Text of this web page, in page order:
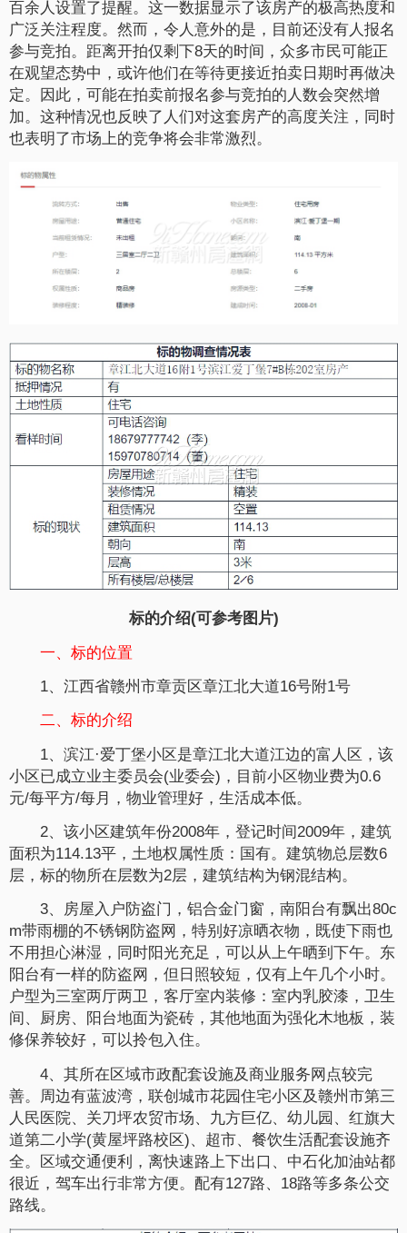
百余人设置了提醒。这一数据显示了该房产的极高热度和
广泛关注程度。然而，令人意外的是，目前还没有人报名
参与竞拍。 距离开拍仅剩下8天的时间，众多市民可能正
在观望态势中，或许他们在等待更接近拍卖日期时再做决
定。因此，可能在拍卖前报名参与竞拍的人数会突然增
加。这种情况也反映了人们对这套房产的高度关注，同时
也表明了市场上的竞争将会非常激烈。
标的介绍(可参考图片)
一、标的位置
1、江西省赣州市章贡区章江北大道16号附1号
二、标的介绍
1、滨江·爱丁堡小区是章江北大道江边的富人区，该
小区已成立业主委员会(业委会)，目前小区物业费为0.6
元/每平方/每月，物业管理好，生活成本低。
2、该小区建筑年份2008年，登记时间2009年，建筑
面积为114.13平，土地权属性质：国有。建筑物总层数6
层，标的物所在层数为2层，建筑结构为钢混结构。
3、房屋入户防盗门，铝合金门窗，南阳台有飘出80c
m带雨棚的不锈钢防盗网，特别好凉晒衣物，既使下雨也
不用担心淋湿，同时阳光充足，可以从上午晒到下午。东
阳台有一样的防盗网，但日照较短，仅有上午几个小时。
户型为三室两厅两卫，客厅室内装修：室内乳胶漆，卫生
间、厨房、阳台地面为瓷砖，其他地面为强化木地板，装
修保养较好，可以拎包入住。
4、其所在区域市政配套设施及商业服务网点较完
善。周边有蓝波湾，联创城市花园住宅小区及赣州市第三
人民医院、关刀坪农贸市场、九方巨亿、幼儿园、红旗大
道第二小学(黄屋坪路校区)、超市、餐饮生活配套设施齐
全。区域交通便利，离快速路上下出口、中石化加油站都
很近，驾车出行非常方便。配有127路、18路等多条公交
路线。